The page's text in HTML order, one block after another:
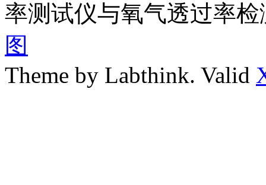
率测试仪与氧气透过率
图
Theme by Labthink. Valid